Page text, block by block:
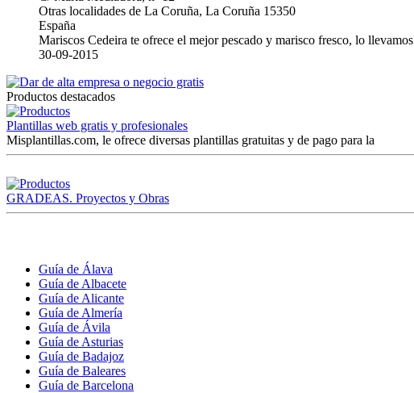
Otras localidades de La Coruña, La Coruña 15350
España
Mariscos Cedeira te ofrece el mejor pescado y marisco fresco, lo llevamos
30-09-2015
Productos destacados
Plantillas web gratis y profesionales
Misplantillas.com, le ofrece diversas plantillas gratuitas y de pago para la
GRADEAS. Proyectos y Obras
Guía de Álava
Guía de Albacete
Guía de Alicante
Guía de Almería
Guía de Ávila
Guía de Asturias
Guía de Badajoz
Guía de Baleares
Guía de Barcelona